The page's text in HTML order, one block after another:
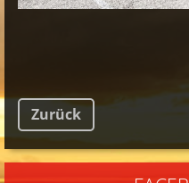
Zurück